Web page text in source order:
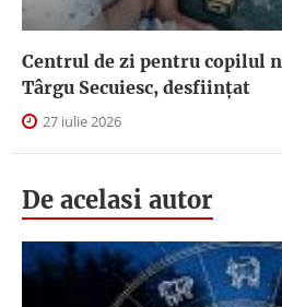
Centrul de zi pentru copilul
Târgu Secuiesc, desfiinţat
27 iulie 2026
De acelasi autor